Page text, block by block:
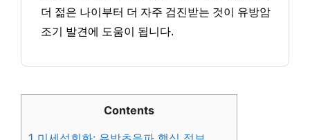
더 젊은 나이부터 더 자주 검진받는 것이 유방암
조기 발견에 도움이 됩니다.
Contents